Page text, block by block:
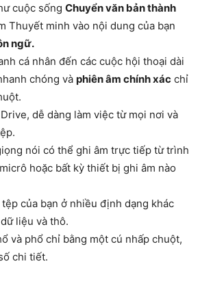
cuộc sống Chuyển văn bản thành
Thuyết minh vào nội dung của bạn
ngữ.
cá nhân đến các cuộc hội thoại dài
chóng và phiên âm chính xác chỉ
dễ dàng làm việc từ mọi nơi và
nói có thể ghi âm trực tiếp từ trình
hoặc bất kỳ thiết bị ghi âm nào
tệp của bạn ở nhiều định dạng khác
liệu và thô.
và phổ chỉ bằng một cú nhấp chuột,
chi tiết.